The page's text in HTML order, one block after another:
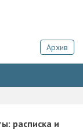
Архив
расписка и